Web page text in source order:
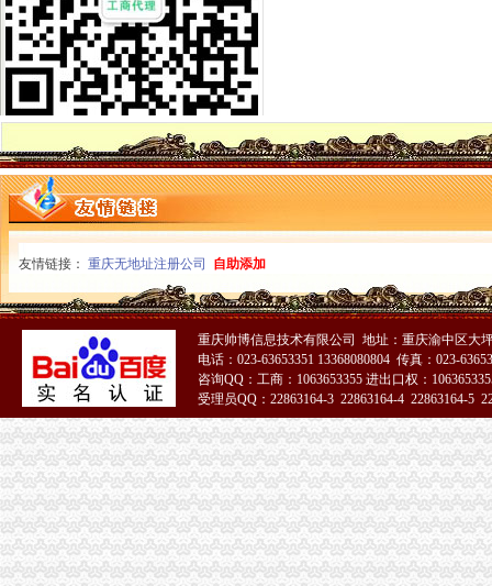
潼南局开展夏季饮料市重庆公司注销场专项整取得实效
城口县庙坝场镇部分受灾商户已恢复营业
南川区出台实施意见大力发展微型企业
潼南局重庆分公司注销发挥合同监管职能大力发展订单农业助推农户万元增收
应对端高温天气 江北局构筑“五道防线”重庆税务注销加全市大食品批发市场食
全市重庆分公司注销7月份个体经济领域就业再就业工作况
潼南局推行九项制度构建农资市重庆代办公司场监管长效机制
忠县局注重“三大效应”重庆营业执照注销参加青年人才论坛活动取得实效
巴南局发挥职能作用促进市重庆公司注销场主体发展成效明显
“尚蔬坊”重庆代办公司被认定为重庆市著名商标
垫江局重庆公司注销电子商务监管培训呈现三大点
綦江局推行“一到两访三个一”重庆公司注销制度促进员在居住地发挥作用
石柱局重庆营业执照注销四举措加保密工作
巴南区区委书记李科对巴南局重庆代办公司《工商专报》作出批示
市局组织人事处支部召开“创先争优”重庆公司注销活动民主生活会
南川区区委书记王永康对南川局重庆营业执照注销专报作出批示
开县局明确“七个必须”重庆分公司注销扎实开展“红盾护民生”执法百日攻坚行动
渝中局重庆分公司注销发挥职能作用帮助企业办理动产押登记融资3亿元
北碚局重庆税务注销多措并举助推微型企业发展
全市重庆分公司注销掀起地理标志申报注册新高潮
市重庆公司注销消处到渝中区检查限塑工作及诚信市场创建活动开展况
秀山局重庆税务注销三项措施积做好户籍制度改革宣工作
涪陵局立足“六个联系”重庆公司注销扎实开展“一讲二评三公示”活动
工商干校多措并举确保微型企业创业培训取得成效
工商干校组织召开全市重庆分公司注销微型企业创业培训教师及班主任联席会议
友情链接： 重庆无地址注册公司 自助添加
重庆帅博信息技术有限公司 地址：重庆渝中区大
电话：023-63653351 13368080804 传真：023-
咨询QQ：工商：1063653355 进出口权：
受理员QQ：22863164-3 22863164-4 22863164-5